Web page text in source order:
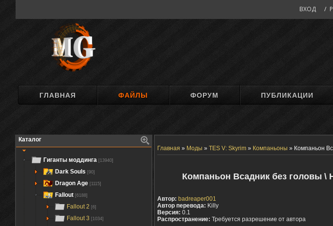
ВХОД /
ГЛАВНАЯ ФАЙЛЫ ФОРУМ ПУБЛИКАЦИИ
Каталог
Гиганты моддинга [13940]
Dark Souls [90]
Dragon Age [1115]
Fallout [6188]
Fallout 2 [6]
Fallout 3 [1034]
Главная » Моды » TES V: Skyrim » Компаньоны » Компаньон
Компаньон Всадник без головы \
Автор: badreaper001
Автор перевода: Killy
Версия: 0.1
Распространение: Требуется разрешение от автора